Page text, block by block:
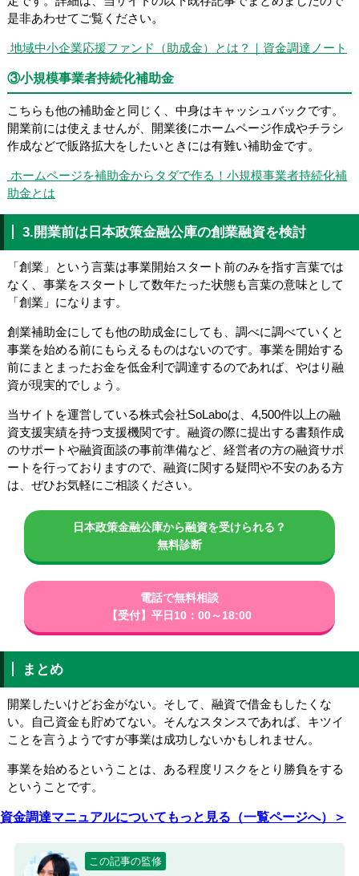
是非あわせてご覧ください。
地域中小企業応援ファンド（助成金）とは？｜資金調達ノート
③小規模事業者持続化補助金
こちらも他の補助金と同じく、中身はキャッシュバックです。
開業前には使えませんが、開業後にホームページ作成やチラシ
作成などで販路拡大をしたいときには有難い補助金です。
ホームページを補助金からタダで作る！小規模事業者持続化補
助金とは
3.開業前は日本政策金融公庫の創業融資を検討
「創業」という言葉は事業開始スタート前のみを指す言葉では
なく、事業をスタートして数年たった状態も言葉の意味として
「創業」になります。
創業補助金にしても他の助成金にしても、調べに調べていくと
事業を始める前にもらえるものはないのです。事業を開始する
前にまとまったお金を低金利で調達するのであれば、やはり融
資が現実的でしょう。
当サイトを運営している株式会社SoLaboは、4,500件以上の融
資支援実績を持つ支援機関です。融資の際に提出する書類作成
のサポートや融資面談の事前準備など、経営者の方の融資サポ
ートを行っておりますので、融資に関する疑問や不安のある方
は、ぜひお気軽にご相談ください。
日本政策金融公庫から融資を受けられる？
無料診断
電話で無料相談
【受付】平日10：00～18:00
まとめ
開業したいけどお金がない。そして、融資で借金もしたくな
い。自己資金も貯めてない。そんなスタンスであれば、キツイ
ことを言うようですが事業は成功しないかもしれません。
事業を始めるということは、ある程度リスクをとり勝負をする
ということです。
資金調達マニュアルについてもっと見る（一覧ページへ）＞
この記事の監修